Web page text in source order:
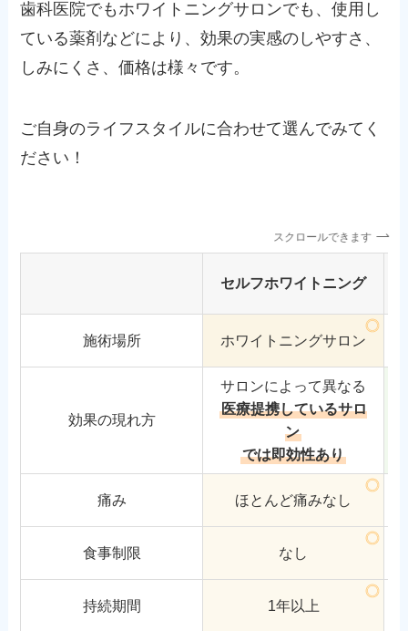
歯科医院でもホワイトニングサロンでも、使用し
ている薬剤などにより、効果の実感のしやすさ、
しみにくさ、価格は様々です。
ご自身のライフスタイルに合わせて選んでみてく
ださい！
スクロールできます
セルフホワイトニング
施術場所 ホワイトニングサロン
効果の現れ方
サロンによって異なる
医療提携しているサロ
ン
では即効性あり
痛み ほとんど痛みなし
食事制限 なし
持続期間 1年以上